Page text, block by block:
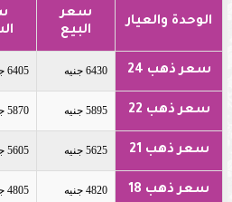
الوحدة والعيار
سعر
البيع
سعر ذهب 24 6430 جنيه 6405 جنيه
سعر ذهب 22 5895 جنيه 5870 جنيه
سعر ذهب 21 5625 جنيه 5605 جنيه
سعر ذهب 18 4820 جنيه 4805 جنيه